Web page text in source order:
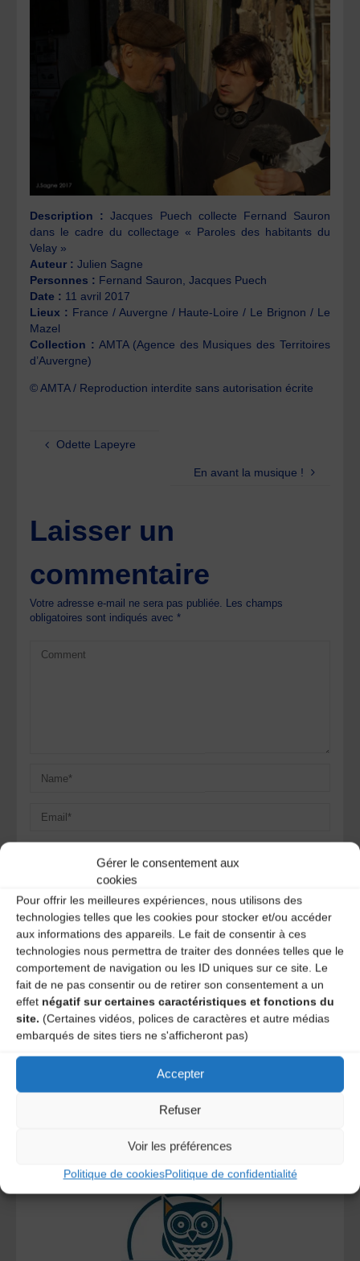
Gérer le consentement aux
cookies
Pour offrir les meilleures expériences, nous utilisons des
technologies telles que les cookies pour stocker et/ou accéder
aux informations des appareils. Le fait de consentir à ces
technologies nous permettra de traiter des données telles que le
comportement de navigation ou les ID uniques sur ce site. Le
fait de ne pas consentir ou de retirer son consentement a un
effet négatif sur certaines caractéristiques et fonctions du
site. (Certaines vidéos, polices de caractères et autre médias
embarqués de sites tiers ne s'afficheront pas)
Accepter
Refuser
Voir les préférences
Politique de cookiesPolitique de confidentialité
Description : Jacques Puech collecte Fernand Sauron
dans le cadre du collectage « Paroles des habitants du
Velay »
Auteur :Julien Sagne
Personnes : Fernand Sauron, Jacques Puech
Date : 11 avril 2017
Lieux : France / Auvergne / Haute-Loire / Le Brignon / Le
Mazel
Collection : AMTA (Agence des Musiques des Territoires
d’Auvergne)
© AMTA / Reproduction interdite sans autorisation écrite
Odette Lapeyre
En avant la musique !
Laisser un
commentaire
Votre adresse e-mail ne sera pas publiée.
Les champs
obligatoires sont indiqués avec*
time I post a comment.
Ce site utilise Akismet pour réduire les indésirables.En
savoir plus sur la façon dont les données de vos
commentaires sont traitées